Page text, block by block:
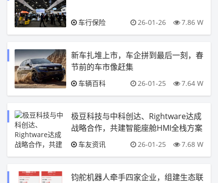
车行保险 26-01-26 7.86 W
新车扎堆上市，车企拼到最后一刻，春
节前的车市像赶集
车辆百科 26-01-25 7.64 W
极豆科技与中科创达、Rightware达成
战略合作，共建智能座舱HMI全栈方案
车友资讯 26-01-25 7.68 W
钧舵机器人牵手四家企业，组建生态联